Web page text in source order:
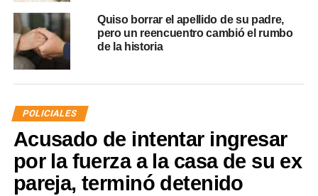
Quiso borrar el apellido de su padre,
pero un reencuentro cambió el rumbo
de la historia
POLICIALES
Acusado de intentar ingresar
por la fuerza a la casa de su ex
pareja, terminó detenido